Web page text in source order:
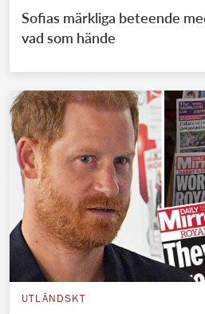
Sofias märkliga beteende
vad som hände
UTLÄNDSKT